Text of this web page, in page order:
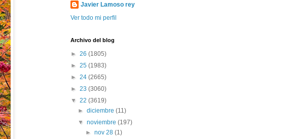
Javier Lamoso rey
Ver todo mi perfil
Archivo del blog
► 26 (1805)
► 25 (1983)
► 24 (2665)
► 23 (3060)
▼ 22 (3619)
►diciembre(11)
▼noviembre(197)
► nov 28 (1)